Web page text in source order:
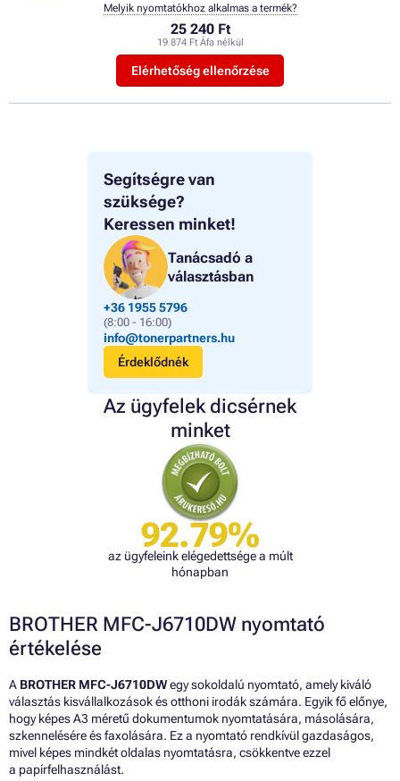
Segítségre van
szüksége?
Keressen minket!
Tanácsadó a
választásban
+36 1955 5796
(8:00 - 16:00)
info@tonerpartners.hu
Érdeklődnék
Az ügyfelek dicsérnek
minket
92.79%
az ügyfeleink elégedettsége a múlt
hónapban
25 240 Ft
19 874 Ft Áfa nélkül
Elérhetőség ellenőrzése
Melyik nyomtatókhoz alkalmas a termék?
BROTHER MFC-J6710DW nyomtató
értékelése
A BROTHER MFC-J6710DWegy sokoldalú nyomtató, amely kiváló
választás kisvállalkozások és otthoni irodák számára. Egyik fő előnye,
hogy képes A3 méretű dokumentumok nyomtatására, másolására,
szkennelésére és faxolására. Ez a nyomtató rendkívül gazdaságos,
mivel képes mindkét oldalas nyomtatásra, csökkentve ezzel
a papírfelhasználást.